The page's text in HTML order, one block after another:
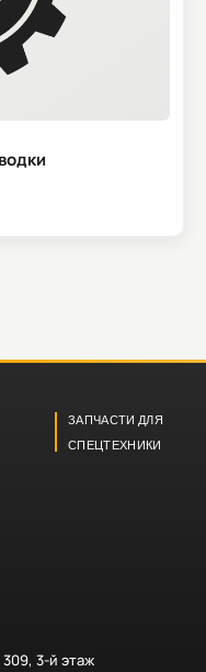
ЗАПЧАСТИ ДЛЯ
СПЕЦТЕХНИКИ
3-й этаж